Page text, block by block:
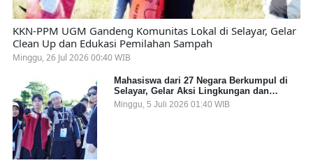
KKN-PPM UGM Gandeng Komunitas Lokal di Selayar, Gelar
Clean Up dan Edukasi Pemilahan Sampah
Minggu, 26 Jul 2026 00:40 WIB
Mahasiswa dari 27 Negara Berkumpul di
Selayar, Gelar Aksi Lingkungan dan
Dalami Kearifan Lokal Bumi Tanadoang
Minggu, 5 Juli 2026 01:40 WIB